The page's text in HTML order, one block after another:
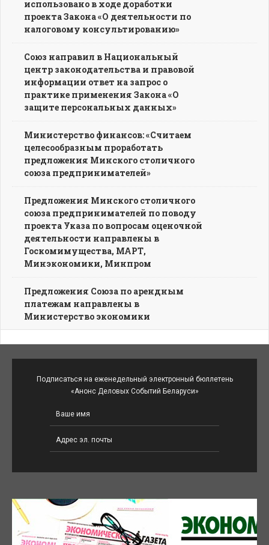
использовано в ходе доработки
проекта Закона «О деятельности по
налоговому консультированию»
Союз направил в Национальный
центр законодательства и правовой
информации ответ на запрос о
практике применения Закона «О
защите персональных данных»
Министерство финансов: «Считаем
целесообразным проработать
предложения Минского столичного
союза предпринимателей»
Предложения Минского столичного
союза предпринимателей по поводу
проекта Указа по вопросам оценочной
деятельности направлены в
Госкомимущества, МАРТ,
Минэкономики, Минпром
Предложения Союза по арендным
платежам направлены в
Министерство экономики
Подписаться на еженедельный электронный бюллетень
«Анонс Деловых Событий Беларуси»